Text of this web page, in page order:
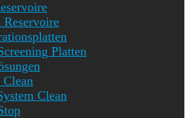
Reservoire
Platten
Clean
Clean